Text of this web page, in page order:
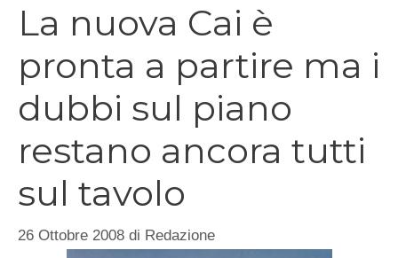
La nuova Cai è
pronta a partire ma i
dubbi sul piano
restano ancora tutti
sul tavolo
26 Ottobre 2008 di Redazione